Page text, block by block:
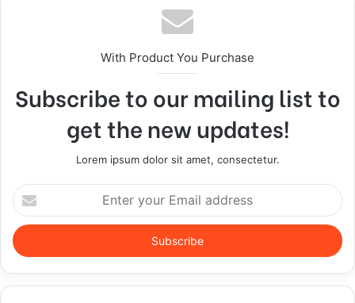
With Product You Purchase
Subscribe to our mailing list to
get the new updates!
Lorem ipsum dolor sit amet, consectetur.
E
n
e
y